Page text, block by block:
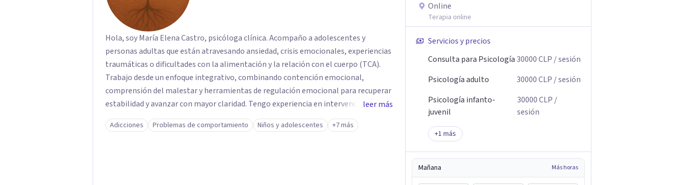
Hola, soy María Elena Castro, psicóloga clínica. Acompaño a adolescentes y
personas adultas que están atravesando ansiedad, crisis emocionales, experiencias
traumáticas o dificultades con la alimentación y la relación con el cuerpo (TCA).
Trabajo desde un enfoque integrativo, combinando contención emocional,
comprensión del malestar y herramientas de regulación emocional para recuperar
estabilidad y avanzar con mayor claridad. Tengo experiencia en intervención en
crisis y evaluación de riesgo cuando corresponde, cuidando siempre un encuadre
seguro, respetuoso y a tu ritmo. Atiendo principalmente en modalidad online y
leer más
Adicciones Problemas de comportamiento Niños y adolescentes +7 más
Online
Terapia online
Servicios y precios
Consulta para Psicología30000CLP / sesión
Psicología adulto
30000CLP / sesión
Psicología infanto-
juvenil
30000CLP /
sesión
+1 más
Mañana Más horas